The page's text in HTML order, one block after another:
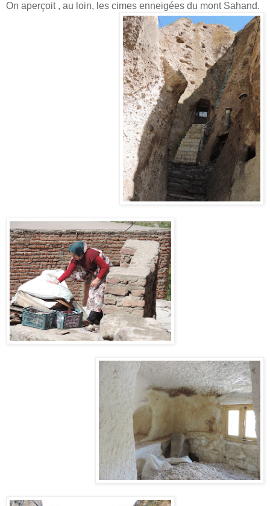
On aperçoit , au loin, les cimes enneigées du mont Sahand.